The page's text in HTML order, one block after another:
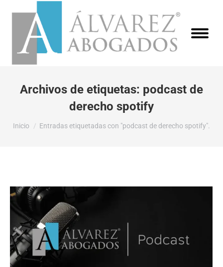
Archivos de etiquetas: podcast de
derecho spotify
Estás aquí:
Inicio Entradas etiquetadas con "podcast de derecho spotify".